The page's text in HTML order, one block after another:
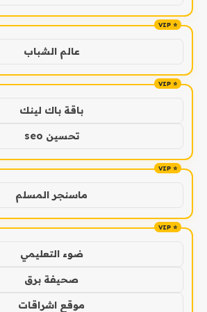
عالم الشباب
باقة باك لينك
تحسين seo
ماسنجر المسلم
ضوء التعليمي
صحيفة برق
موقع اشراقات